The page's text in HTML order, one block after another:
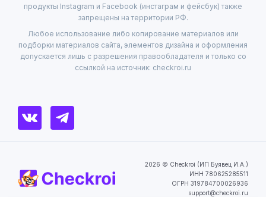
продукты Instagram и Facebook (инстаграм и фейсбук) также
запрещены на территории РФ.
Любое использование либо копирование материалов или
подборки материалов сайта, элементов дизайна и оформления
допускается лишь с разрешения правообладателя и только со
ссылкой на источник: checkroi.ru
2026 © Checkroi (ИП Буявец И.А.)
ИНН 780625285511
ОГРН 319784700026936
support@checkroi.ru